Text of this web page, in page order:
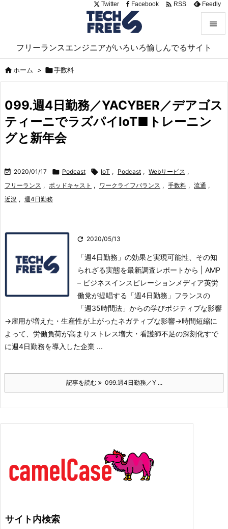
フリーランスエンジニアがいろいろ愉しんでるサイト


サイド

前へ

Twitter Facebook  RSS Feedly
ホーム > 手数料
099.週4日勤務／YACYBER／デアゴス
ティーニでラズパイIoT■トレーニン
グと新年会
 2020/01/17  Podcast  IoT , Podcast , Webサービス ,
フリーランス , ポッドキャスト , ワークライフバランス , 手数料 , 流通 ,
近況 , 週4日勤務
 2020/05/13
「週4日勤務」の効果と実現可能性、その知
られざる実態を最新調査レポートから | AMP
– ビジネスインスピレーションメディア英労
働党が提唱する「週4日勤務」 フランスの
「週35時間法」からの学びポジティブな影響
→雇用が増えた・生産性が上がったネガティブな影響→時間短縮に
よって、労働負荷が高まりストレス増大・看護師不足の深刻化すで
に週4日勤務を導入した企業 ...
記事を読む 099.週4日勤務／Y ...
サイト内検索